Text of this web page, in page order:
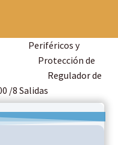
Periféricos y
Protección de
Regulador de
/8 Salidas